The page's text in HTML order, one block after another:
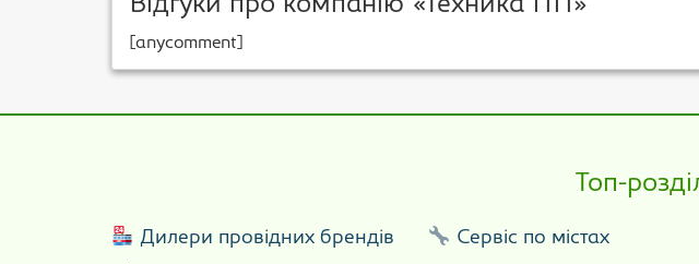
Відгуки про компанію «Техника ПП»
[anycomment]
Топ-
Дилери провідних брендів Сервіс по містах